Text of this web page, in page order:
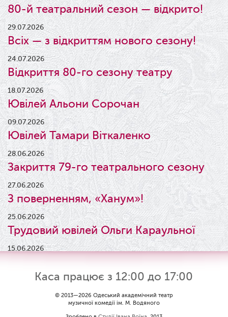
80-й театральний сезон — відкрито!
29.07.2026
Всіх — з відкриттям нового сезону!
24.07.2026
Відкриття 80-го сезону театру
18.07.2026
Ювілей Альони Сорочан
09.07.2026
Ювілей Тамари Віткаленко
28.06.2026
Закриття 79-го театрального сезону
27.06.2026
З поверненням, «Ханум»!
25.06.2026
Трудовий ювілей Ольги Караульної
15.06.2026
Результати конкурсу
09.06.2026
Вітаємо Ірину Візіренко з
народженням дівчинки!
Каса працює з 12:00 до 17:00
© 2013—2026 Одеський академічний театр
музичної комедії ім. М. Водяного